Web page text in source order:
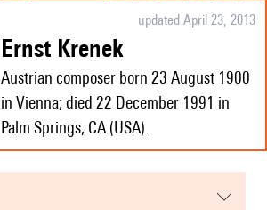
updated April 23, 2013
Ernst Krenek
Austrian composer born 23 August 1900
in Vienna; died 22 December 1991 in
Palm Springs, CA (USA).